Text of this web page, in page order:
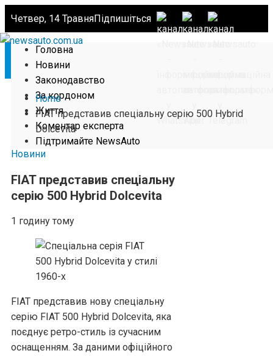
Четвер, 14 ТравняПідпишіться
Головна
Новини
Законодавство
За кордоном
Життя
Коментар експерта
Підтримайте NewsAuto
Home
FIAT представив спеціальну серію 500 Hybrid
Dolcevita
Новини
FIAT представив спеціальну
серію 500 Hybrid Dolcevita
1 годину тому
FIAT представив нову спеціальну
серію FIAT 500 Hybrid Dolcevita, яка
поєднує ретро-стиль із сучасним
оснащенням. За даними офіційного